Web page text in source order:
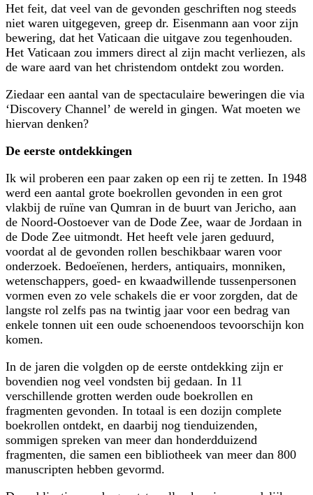
Het feit, dat veel van de gevonden geschriften nog steeds
niet waren uitgegeven, greep dr. Eisenmann aan voor zijn
bewering, dat het Vaticaan die uitgave zou tegenhouden.
Het Vaticaan zou immers direct al zijn macht verliezen, als
de ware aard van het christendom ontdekt zou worden.
Ziedaar een aantal van de spectaculaire beweringen die via
‘Discovery Channel’ de wereld in gingen. Wat moeten we
hiervan denken?
De eerste ontdekkingen
Ik wil proberen een paar zaken op een rij te zetten. In 1948
werd een aantal grote boekrollen gevonden in een grot
vlakbij de ruïne van Qumran in de buurt van Jericho, aan
de Noord-Oostoever van de Dode Zee, waar de Jordaan in
de Dode Zee uitmondt. Het heeft vele jaren geduurd,
voordat al de gevonden rollen beschikbaar waren voor
onderzoek. Bedoeïenen, herders, antiquairs, monniken,
wetenschappers, goed- en kwaadwillende tussenpersonen
vormen even zo vele schakels die er voor zorgden, dat de
langste rol zelfs pas na twintig jaar voor een bedrag van
enkele tonnen uit een oude schoenendoos tevoorschijn kon
komen.
In de jaren die volgden op de eerste ontdekking zijn er
bovendien nog veel vondsten bij gedaan. In 11
verschillende grotten werden oude boekrollen en
fragmenten gevonden. In totaal is een dozijn complete
boekrollen ontdekt, en daarbij nog tienduizenden,
sommigen spreken van meer dan honderdduizend
fragmenten, die samen een bibliotheek van meer dan 800
manuscripten hebben gevormd.